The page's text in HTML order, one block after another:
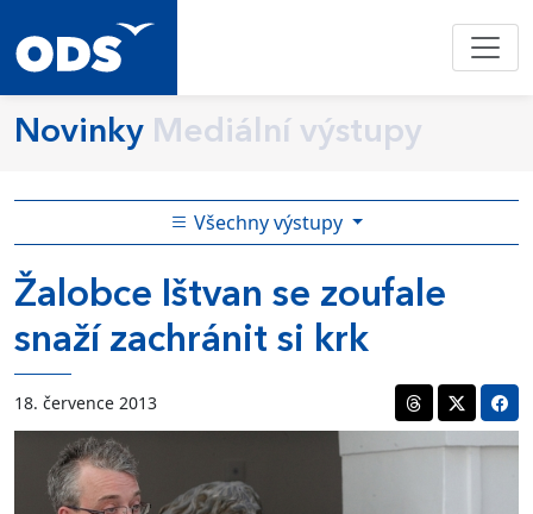
Novinky Mediální výstupy
Všechny výstupy
Žalobce Ištvan se zoufale
snaží zachránit si krk
18. července 2013